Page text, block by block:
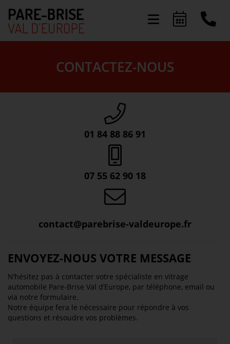
CONTACTEZ-NOUS
01 84 88 86 91
07 55 62 90 18
contact@parebrise-valdeurope.fr
ENVOYEZ-NOUS VOTRE MESSAGE
N’hésitez pas à contacter votre spécialiste en vitrage
automobile Pare-Brise Val d’Europe, par téléphone, email ou
via notre formulaire.
Notre équipe fera le nécessaire pour répondre à vos
questions et résoudre vos problèmes.